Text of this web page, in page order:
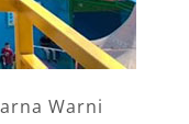
Warni